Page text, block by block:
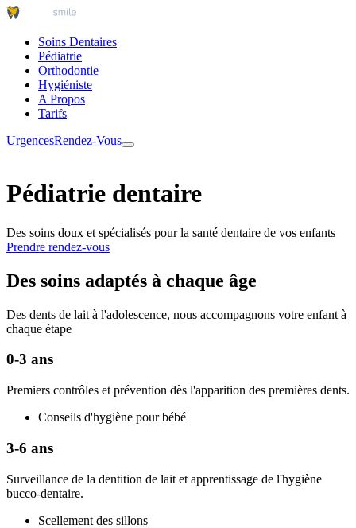
Soins Dentaires
Pédiatrie
Orthodontie
Hygiéniste
A Propos
Tarifs
UrgencesRendez-Vous
Pédiatrie dentaire
Des soins doux et spécialisés pour la santé dentaire de vos enfants
Prendre rendez-vous
Des soins adaptés à chaque âge
Des dents de lait à l'adolescence, nous accompagnons votre enfant à
chaque étape
0-3 ans
Premiers contrôles et prévention dès l'apparition des premières dents.
Conseils d'hygiène pour bébé
3-6 ans
Surveillance de la dentition de lait et apprentissage de l'hygiène
bucco-dentaire.
Scellement des sillons